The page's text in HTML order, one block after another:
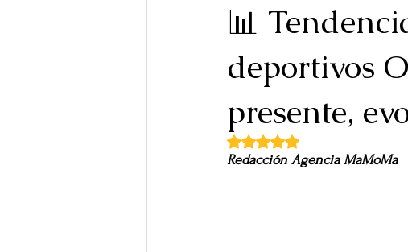
📊
deportivos
presente,
Obtuvo NaN de 5 estrellas.
Redacción Agencia MaMoMa